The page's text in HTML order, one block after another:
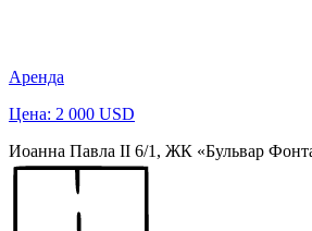
Аренда
Цена: 2 000 USD
Иоанна Павла II 6/1, ЖК «Бульвар